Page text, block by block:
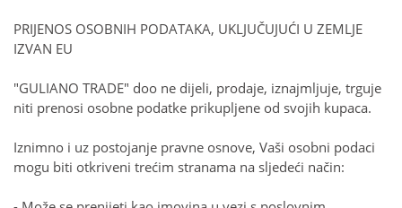
PRIJENOS OSOBNIH PODATAKA, UKLJUČUJUĆI U ZEMLJE
IZVAN EU
"GULIANO TRADE" doo ne dijeli, prodaje, iznajmljuje, trguje
niti prenosi osobne podatke prikupljene od svojih kupaca.
Iznimno i uz postojanje pravne osnove, Vaši osobni podaci
mogu biti otkriveni trećim stranama na sljedeći način: